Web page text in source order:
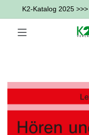
K2-Katalog 2025 >>>